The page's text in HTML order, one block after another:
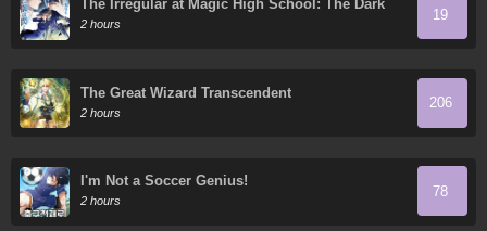
The Irregular at Magic High School: The Dark
Flashes in the Night's Veil
2 hours
19
The Great Wizard Transcendent
2 hours
206
I'm Not a Soccer Genius!
2 hours
78